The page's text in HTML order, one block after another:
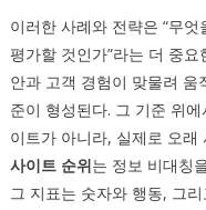
이러한 사례와 전략은 “무
평가할 것인가”라는 더 중
안과 고객 경험이 맞물려 움
준이 형성된다. 그 기준 위
이트가 아니라, 실제로 오래
사이트 순위는 정보 비대칭
그 지표는 숫자와 행동, 그